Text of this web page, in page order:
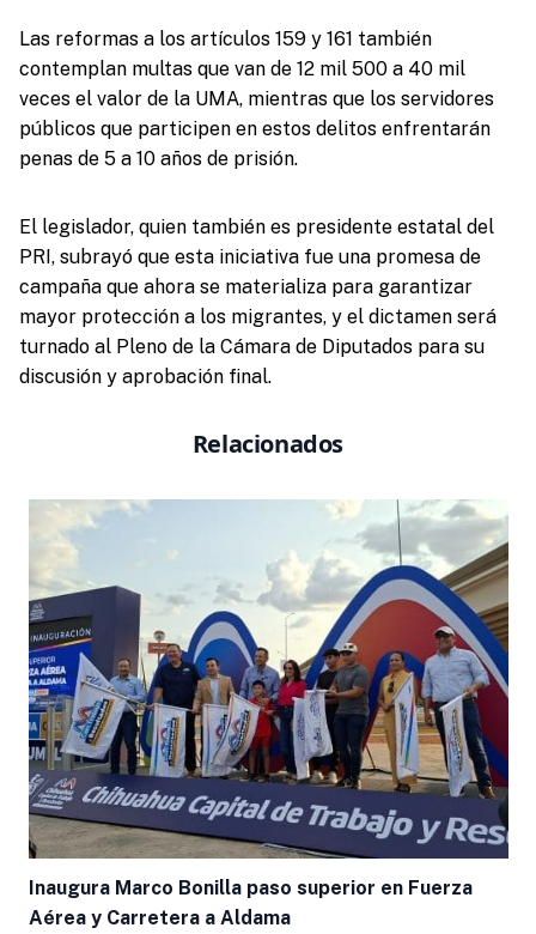
Las reformas a los artículos 159 y 161 también
contemplan multas que van de 12 mil 500 a 40 mil
veces el valor de la UMA, mientras que los servidores
públicos que participen en estos delitos enfrentarán
penas de 5 a 10 años de prisión.
El legislador, quien también es presidente estatal del
PRI, subrayó que esta iniciativa fue una promesa de
campaña que ahora se materializa para garantizar
mayor protección a los migrantes, y el dictamen será
turnado al Pleno de la Cámara de Diputados para su
discusión y aprobación final.
Relacionados
Inaugura Marco Bonilla paso superior en Fuerza
Aérea y Carretera a Aldama